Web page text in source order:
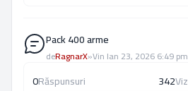
Pack 400 arme
deRagnarX»Vin Ian 23, 2026 6:49 pm
0Răspunsuri 342